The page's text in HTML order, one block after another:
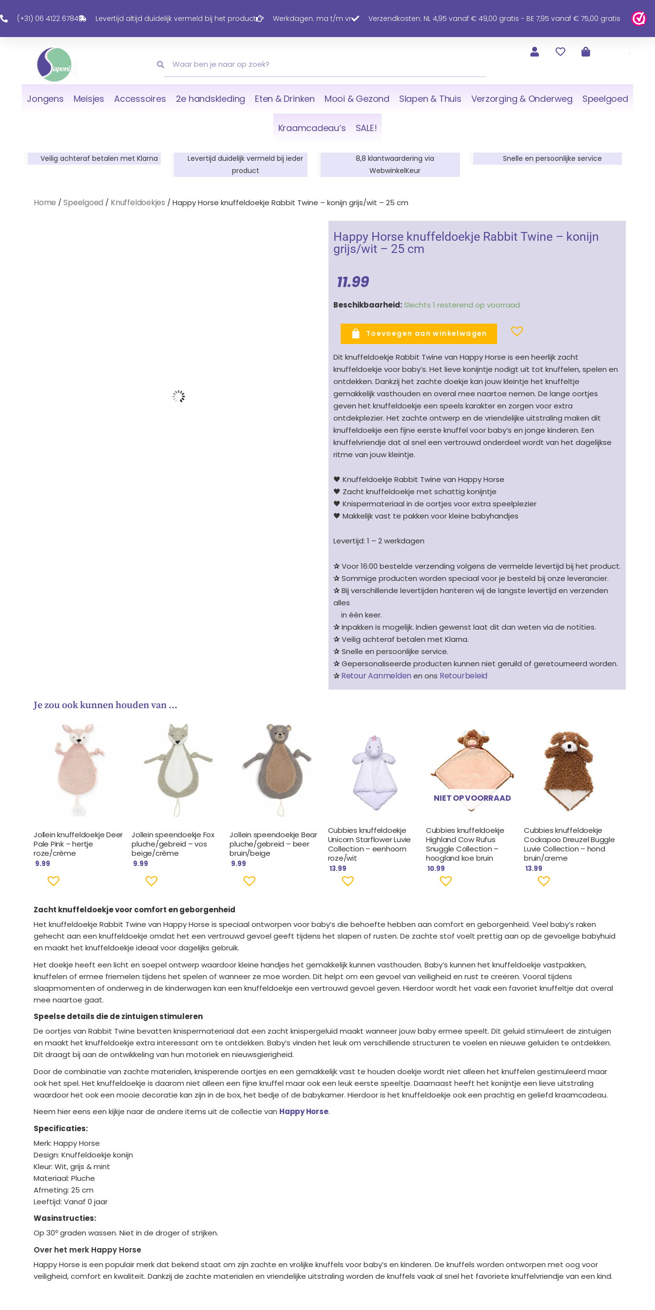
Naar
Inhoud
(+31) 06 4122 6784 Levertijd altijd duidelijk vermeld bij het product Werkdagen: ma t/m vr Verzendkosten: NL 4,95 vanaf € 49,00 gratis - BE 7,95 vanaf € 75,00 gratis
Jongens Meisjes Accessoires 2e handskleding Eten & Drinken Mooi & Gezond Slapen & Thuis Verzorging & Onderweg Speelgoed
Kraamcadeau’s SALE!
Veilig achteraf betalen met Klarna
Levertijd duidelijk vermeld bij ieder
product
8,8 klantwaardering via
WebwinkelKeur
Snelle en persoonlijke service
Home /Speelgoed / Knuffeldoekjes / Happy Horse knuffeldoekje Rabbit Twine – konijn grijs/wit – 25 cm
Happy Horse knuffeldoekje Rabbit Twine – konijn
grijs/wit – 25 cm
11.99
Beschikbaarheid:Slechts 1 resterend op voorraad
Happy
knuffeldoekje
Rabbit
Twine
-
konijn
grijs/wit
-
25
cm
aantal
Toevoegen aan winkelwagen
Dit knuffeldoekje Rabbit Twine van Happy Horse is een heerlijk zacht
knuffeldoekje voor baby’s. Het lieve konijntje nodigt uit tot knuffelen, spelen en
ontdekken. Dankzij het zachte doekje kan jouw kleintje het knuffeltje
gemakkelijk vasthouden en overal mee naartoe nemen. De lange oortjes
geven het knuffeldoekje een speels karakter en zorgen voor extra
ontdekplezier. Het zachte ontwerp en de vriendelijke uitstraling maken dit
knuffeldoekje een fijne eerste knuffel voor baby’s en jonge kinderen. Een
knuffelvriendje dat al snel een vertrouwd onderdeel wordt van het dagelijkse
ritme van jouw kleintje.
🖤 Knuffeldoekje Rabbit Twine van Happy Horse
🖤 Zacht knuffeldoekje met schattig konijntje
🖤 Knispermateriaal in de oortjes voor extra speelplezier
🖤 Makkelijk vast te pakken voor kleine babyhandjes
Levertijd: 1 – 2 werkdagen
✰Voor 16:00 bestelde verzending volgens de vermelde levertijd bij het product.
✰Sommige producten worden speciaal voor je besteld bij onze leverancier.
✰Bij verschillende levertijden hanteren wij de langste levertijd en verzenden
alles
in één keer.
✰Inpakken is mogelijk. Indien gewenst laat dit dan weten via de notities.
✰Veilig achteraf betalen met Klarna.
✰Snelle en persoonlijke service.
✰Gepersonaliseerde producten kunnen niet geruild of geretourneerd worden.
✰Retour Aanmelden en ons Retourbeleid
Je zou ook kunnen houden van …
Jollein knuffeldoekje Deer
Pale Pink – hertje
roze/crème
9.99
Jollein speendoekje Fox
pluche/gebreid – vos
beige/crème
9.99
Jollein speendoekje Bear
pluche/gebreid – beer
bruin/beige
9.99
Cubbies knuffeldoekje
Unicorn Starflower Luvie
Collection – eenhoorn
roze/wit
13.99
NIET OP VOORRAAD
Cubbies knuffeldoekje
Highland Cow Rufus
Snuggle Collection –
hoogland koe bruin
10.99
Cubbies knuffeldoekje
Cockapoo Dreuzel Buggle
Luvie Collection – hond
bruin/creme
13.99
Zacht knuffeldoekje voor comfort en geborgenheid
Het knuffeldoekje Rabbit Twine van Happy Horse is speciaal ontworpen voor baby’s die behoefte hebben aan comfort en geborgenheid. Veel baby’s raken
gehecht aan een knuffeldoekje omdat het een vertrouwd gevoel geeft tijdens het slapen of rusten. De zachte stof voelt prettig aan op de gevoelige babyhuid
en maakt het knuffeldoekje ideaal voor dagelijks gebruik.
Het doekje heeft een licht en soepel ontwerp waardoor kleine handjes het gemakkelijk kunnen vasthouden. Baby’s kunnen het knuffeldoekje vastpakken,
knuffelen of ermee friemelen tijdens het spelen of wanneer ze moe worden. Dit helpt om een gevoel van veiligheid en rust te creëren. Vooral tijdens
slaapmomenten of onderweg in de kinderwagen kan een knuffeldoekje een vertrouwd gevoel geven. Hierdoor wordt het vaak een favoriet knuffeltje dat overal
mee naartoe gaat.
Speelse details die de zintuigen stimuleren
De oortjes van Rabbit Twine bevatten knispermateriaal dat een zacht knispergeluid maakt wanneer jouw baby ermee speelt. Dit geluid stimuleert de zintuigen
en maakt het knuffeldoekje extra interessant om te ontdekken. Baby’s vinden het leuk om verschillende structuren te voelen en nieuwe geluiden te ontdekken.
Dit draagt bij aan de ontwikkeling van hun motoriek en nieuwsgierigheid.
Door de combinatie van zachte materialen, knisperende oortjes en een gemakkelijk vast te houden doekje wordt niet alleen het knuffelen gestimuleerd maar
ook het spel. Het knuffeldoekje is daarom niet alleen een fijne knuffel maar ook een leuk eerste speeltje. Daarnaast heeft het konijntje een lieve uitstraling
waardoor het ook een mooie decoratie kan zijn in de box, het bedje of de babykamer. Hierdoor is het knuffeldoekje ook een prachtig en geliefd kraamcadeau.
Neem hier eens een kijkje naar de andere items uit de collectie van Happy Horse.
Specificaties:
Merk: Happy Horse
Design: Knuffeldoekje konijn
Kleur: Wit, grijs & mint
Materiaal: Pluche
Afmeting: 25 cm
Leeftijd: Vanaf 0 jaar
Wasinstructies:
Op 30º graden wassen. Niet in de droger of strijken.
Over het merk Happy Horse
Happy Horse is een populair merk dat bekend staat om zijn zachte en vrolijke knuffels voor baby’s en kinderen. De knuffels worden ontworpen met oog voor
veiligheid, comfort en kwaliteit. Dankzij de zachte materialen en vriendelijke uitstraling worden de knuffels vaak al snel het favoriete knuffelvriendje van een kind.